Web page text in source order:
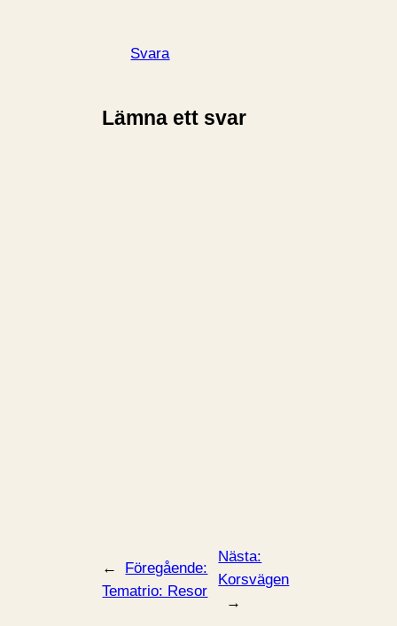
Svara
Lämna ett svar
←
Föregående:
Tematrio: Resor
Nästa:
Korsvägen
→